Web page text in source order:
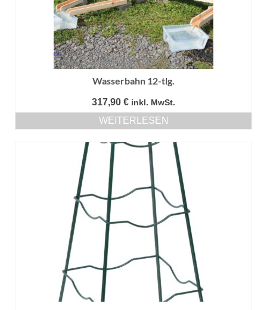
Wasserbahn 12-tlg.
317,90 € inkl. MwSt.
WEITERLESEN